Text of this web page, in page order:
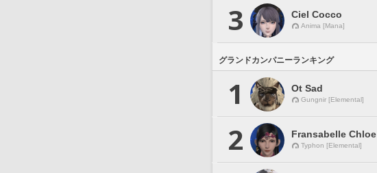
3 Ciel Cocco
Anima [Mana]
グランドカンパニーランキング
1 Ot Sad
Gungnir [Elemental]
2 Fransabelle Chloe
Typhon [Elemental]